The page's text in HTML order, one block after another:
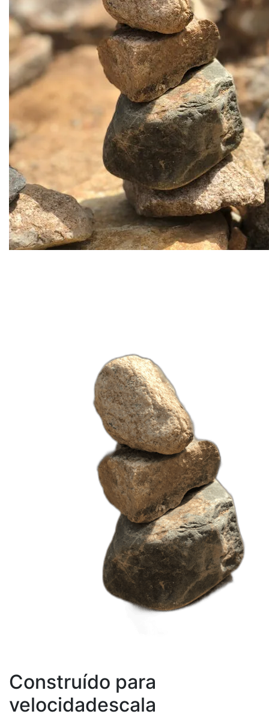
Construído para
velocidadescala